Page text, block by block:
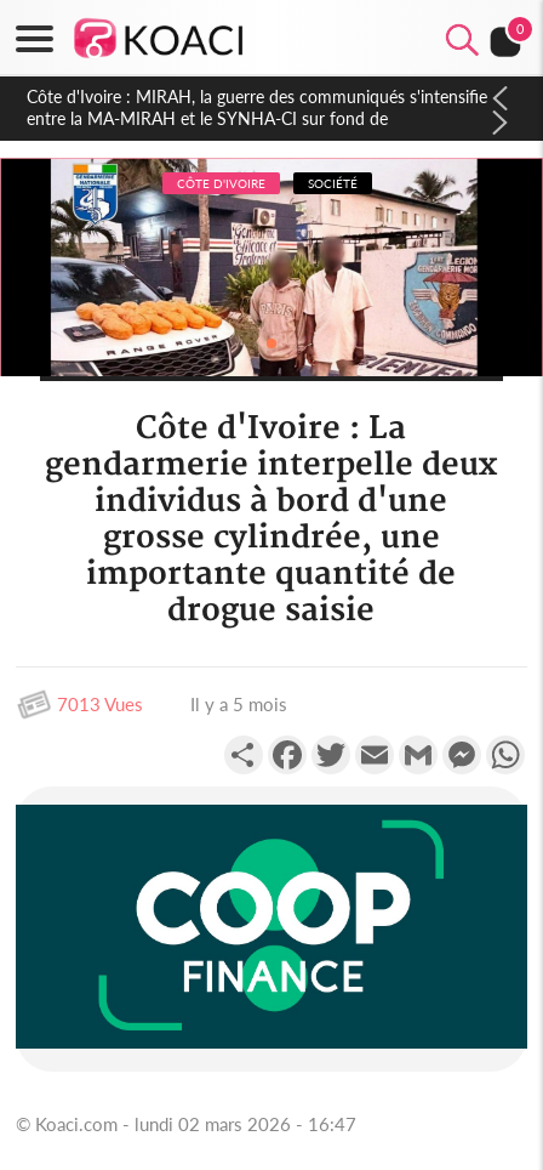
0
Côte d'Ivoire : Indépendance 2026, Thiam plaide pour un
environnement démocratique plus apaisé
CÔTE D'IVOIRE SOCIÉTÉ
Côte d'Ivoire : La
gendarmerie interpelle deux
individus à bord d'une
grosse cylindrée, une
importante quantité de
drogue saisie
7013 Vues Il y a 5 mois
PartagerFacebookTwitterEmail Gmail
© Koaci.com - lundi 02 mars 2026 - 16:47